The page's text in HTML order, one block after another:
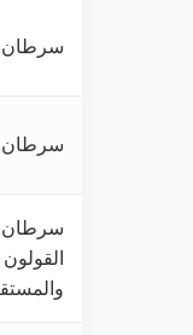
سرطان
سرطان
سرطان
القولون